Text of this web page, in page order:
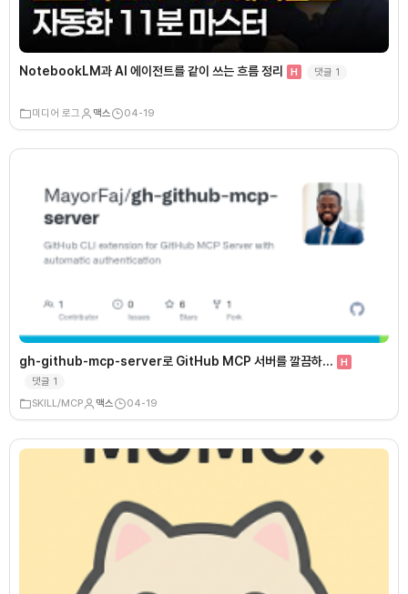
NotebookLM과 AI 에이전트를 같이 쓰는 흐름 정리 H 댓글 1
미디어 로그 맥스 04-19
gh-github-mcp-server로 GitHub MCP 서버를 깔끔하… H
댓글 1
SKILL/MCP
맥스 04-19